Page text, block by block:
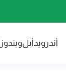
أندرويدأبلويندوز